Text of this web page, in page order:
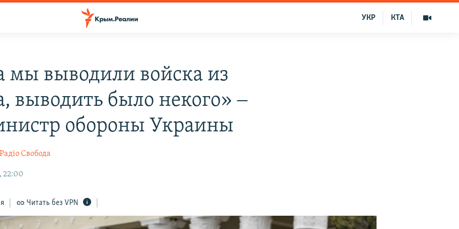
КТА
УКР
мы выводили войска из
выводить было некого» ‒
обороны Украины
Радіо Свобода
22:00
Читать без VPN